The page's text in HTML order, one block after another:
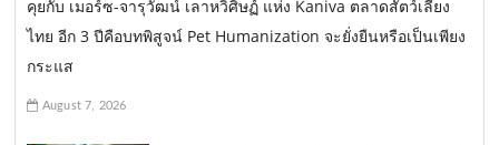
คุยกับ เมอร์ซ-จารุวัฒน์ เลาหวิศิษฏ์ แห่ง Kaniva ตลาดสัตว์เลี้ยง
ไทย อีก 3 ปีคือบทพิสูจน์ Pet Humanization จะยั่งยืนหรือเป็นเพียง
กระแส
August 7, 2026